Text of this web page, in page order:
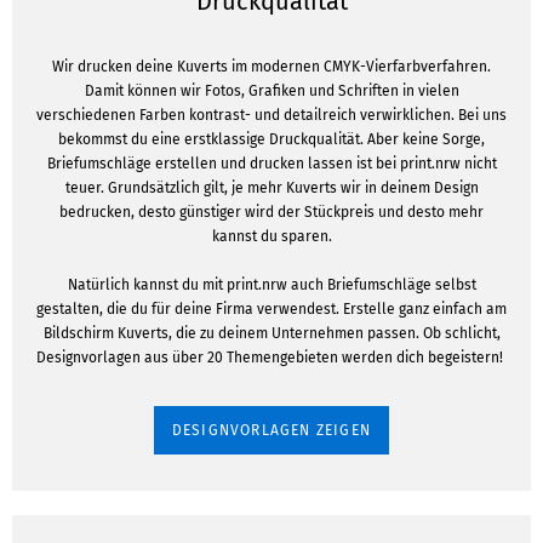
Wir drucken deine Kuverts im modernen CMYK-Vierfarbverfahren.
Damit können wir Fotos, Grafiken und Schriften in vielen
verschiedenen Farben kontrast- und detailreich verwirklichen. Bei uns
bekommst du eine erstklassige Druckqualität. Aber keine Sorge,
Briefumschläge erstellen und drucken lassen ist bei print.nrw nicht
teuer. Grundsätzlich gilt, je mehr Kuverts wir in deinem Design
bedrucken, desto günstiger wird der Stückpreis und desto mehr
kannst du sparen.
Natürlich kannst du mit print.nrw auch Briefumschläge selbst
gestalten, die du für deine Firma verwendest. Erstelle ganz einfach am
Bildschirm Kuverts, die zu deinem Unternehmen passen. Ob schlicht,
Designvorlagen aus über 20 Themengebieten werden dich begeistern!
DESIGNVORLAGEN ZEIGEN